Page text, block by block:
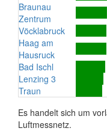
Braunau
Zentrum
Vöcklabruck
Haag am
Hausruck
Bad Ischl
Lenzing 3
Traun
Es handelt sich um
Luftmessnetz.